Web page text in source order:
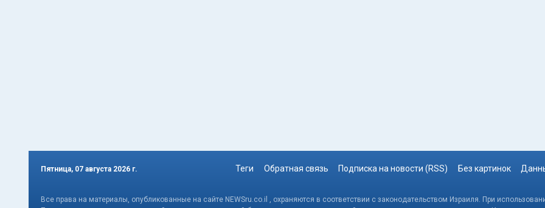
Пятница, 07 августа 2026 г. Теги Обратная связь Подписка на новости (RSS) Без картинок
Все права на материалы, опубликованные на сайте NEWSru.co.il , охраняются в соответствии с законодательством Израиля. При